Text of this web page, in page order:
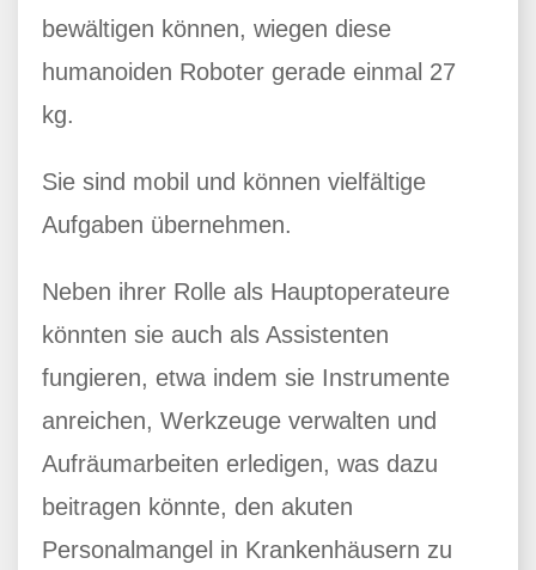
bewältigen können, wiegen diese
humanoiden Roboter gerade einmal 27
kg.
Sie sind mobil und können vielfältige
Aufgaben übernehmen.
Neben ihrer Rolle als Hauptoperateure
könnten sie auch als Assistenten
fungieren, etwa indem sie Instrumente
anreichen, Werkzeuge verwalten und
Aufräumarbeiten erledigen, was dazu
beitragen könnte, den akuten
Personalmangel in Krankenhäusern zu